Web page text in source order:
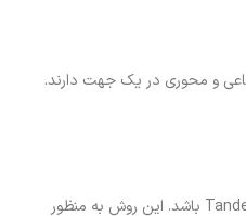
و محوری در یک جهت دارند.
: نصب دوتایی اشاره به استفاده از دو بلبرینگ تماس زاویه‌ای در کنار هم دارد، که می‌تواند در چینش‌های مختلفی مانند Back-to-Back (DB), Face-to-Face (DF), یا Tandem (DT) باشد. این روش به منظور